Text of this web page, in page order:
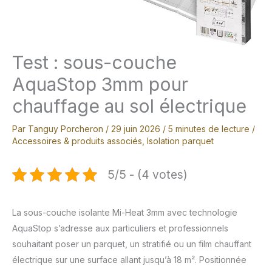
Test : sous-couche
AquaStop 3mm pour
chauffage au sol électrique
Par Tanguy Porcheron / 29 juin 2026 / 5 minutes de lecture /
Accessoires & produits associés Isolation parquet
5/5 - (4 votes)
La sous-couche isolante Mi-Heat 3mm avec technologie
AquaStop s’adresse aux particuliers et professionnels
souhaitant poser un parquet, un stratifié ou un film chauffant
électrique sur une surface allant jusqu’à 18 m². Positionnée